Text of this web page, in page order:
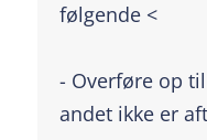
følgende <
- Overføre op
andet ikke er